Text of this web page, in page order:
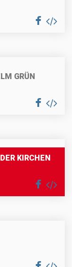
GRÜN
KIRCHEN